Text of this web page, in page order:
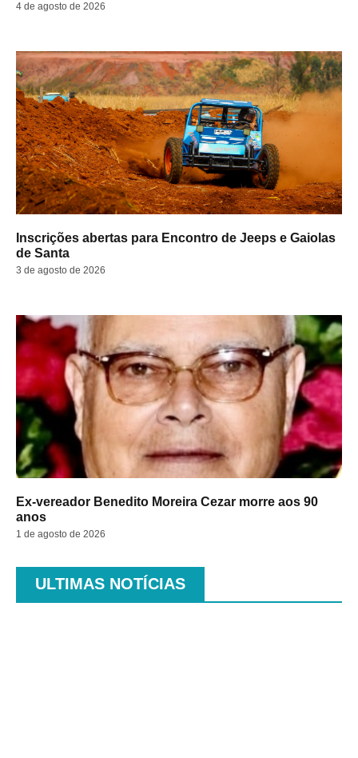
4 de agosto de 2026
Inscrições abertas para Encontro de Jeeps e Gaiolas
de Santa
3 de agosto de 2026
Ex-vereador Benedito Moreira Cezar morre aos 90
anos
1 de agosto de 2026
ULTIMAS NOTÍCIAS